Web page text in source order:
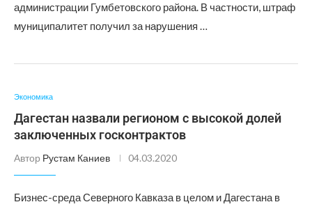
администрации Гумбетовского района. В частности, штраф
муниципалитет получил за нарушения …
Экономика
Дагестан назвали регионом с высокой долей
заключенных госконтрактов
Автор Рустам Каниев 04.03.2020
Бизнес-среда Северного Кавказа в целом и Дагестана в